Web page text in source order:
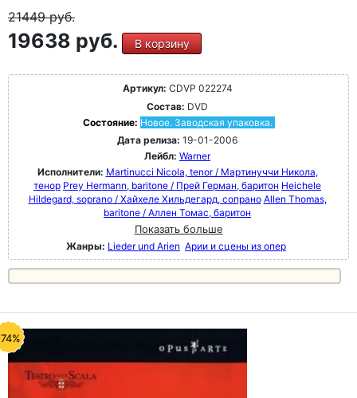
21449руб.
19638 руб. В корзину
Артикул: CDVP 022274
Состав: DVD
Состояние: Новое. Заводская упаковка.
Дата релиза: 19-01-2006
Лейбл: Warner
Исполнители: Martinucci Nicola, tenor / Мартинуччи Никола,
тенор Prey Hermann, baritone / Прей Герман, баритон Heichele
Hildegard, soprano / Хайхеле Хильдегард, сопрано Allen Thomas,
baritone / Аллен Томас, баритон
Показать больше
Жанры: Lieder und Arien Арии и сцены из опер